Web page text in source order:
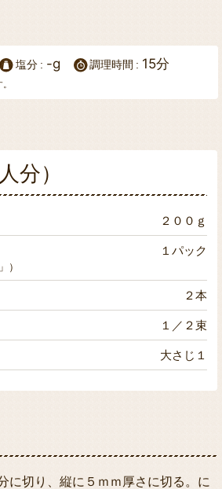
塩分 -g 調理時間 15分
分）
２００ｇ
１パック
）
２本
１／２束
大さじ１
に切り、縦に５ｍｍ厚さに切る。に